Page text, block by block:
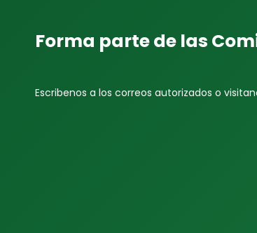
Forma parte de las
Escribenos a los correos autorizados o